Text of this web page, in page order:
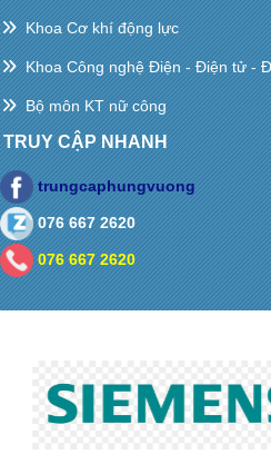
Khoa Cơ khí động lực
Khoa Công nghệ Điện - Điện tử -
Bộ môn KT nữ công
TRUY CẬP NHANH
trungcaphungvuong
076 667 2620
076 667 2620